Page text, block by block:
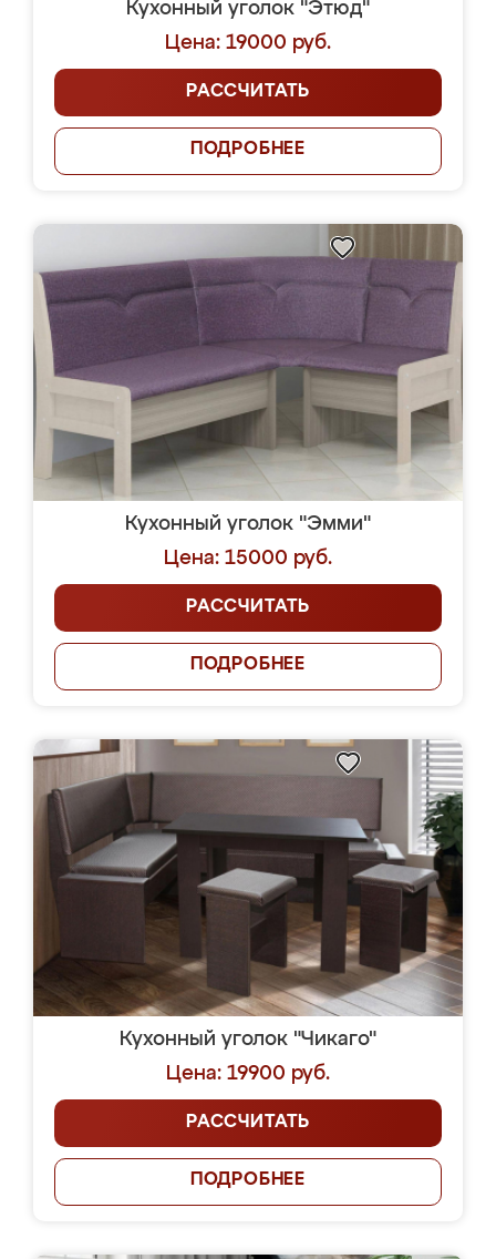
Кухонный уголок "Этюд"
Цена: 19000 руб.
РАССЧИТАТЬ
ПОДРОБНЕЕ
Кухонный уголок "Эмми"
Цена: 15000 руб.
РАССЧИТАТЬ
ПОДРОБНЕЕ
Кухонный уголок "Чикаго"
Цена: 19900 руб.
РАССЧИТАТЬ
ПОДРОБНЕЕ